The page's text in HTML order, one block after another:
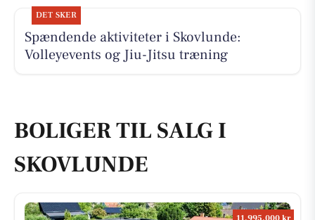
DET SKER
Spændende aktiviteter i Skovlunde:
Volleyevents og Jiu-Jitsu træning
BOLIGER TIL SALG I
SKOVLUNDE